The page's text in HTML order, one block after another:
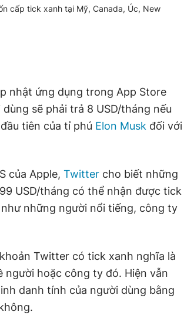
cấp tick xanh tại Mỹ, Canada, Úc, New
nhật ứng dụng trong App Store
sẽ phải trả 8 USD/tháng nếu
tiên của tỉ phú Elon Musk đối với
của Apple, Twitter cho biết những
USD/tháng có thể nhận được tick
những người nổi tiếng, công ty
Twitter có tick xanh nghĩa là
hoặc công ty đó. Hiện vẫn
danh tính của người dùng bằng